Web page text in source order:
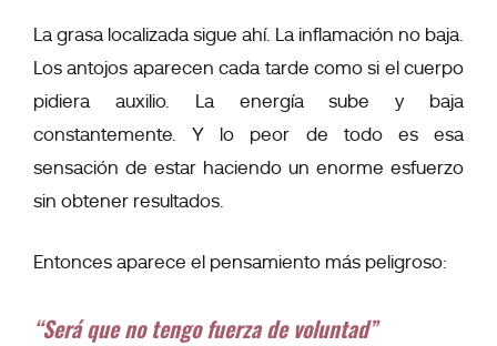
La grasa localizada sigue ahí. La inflamación no baja.
Los antojos aparecen cada tarde como si el cuerpo
pidiera auxilio. La energía sube y baja
constantemente. Y lo peor de todo es esa
sensación de estar haciendo un enorme esfuerzo
sin obtener resultados.
Entonces aparece el pensamiento más peligroso:
“Será que no tengo fuerza de voluntad”